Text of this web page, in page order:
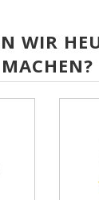
WIR
MACHEN?